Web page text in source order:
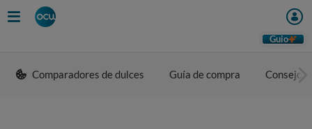
Guio
Comparadores de dulces Guía de compra Consejos